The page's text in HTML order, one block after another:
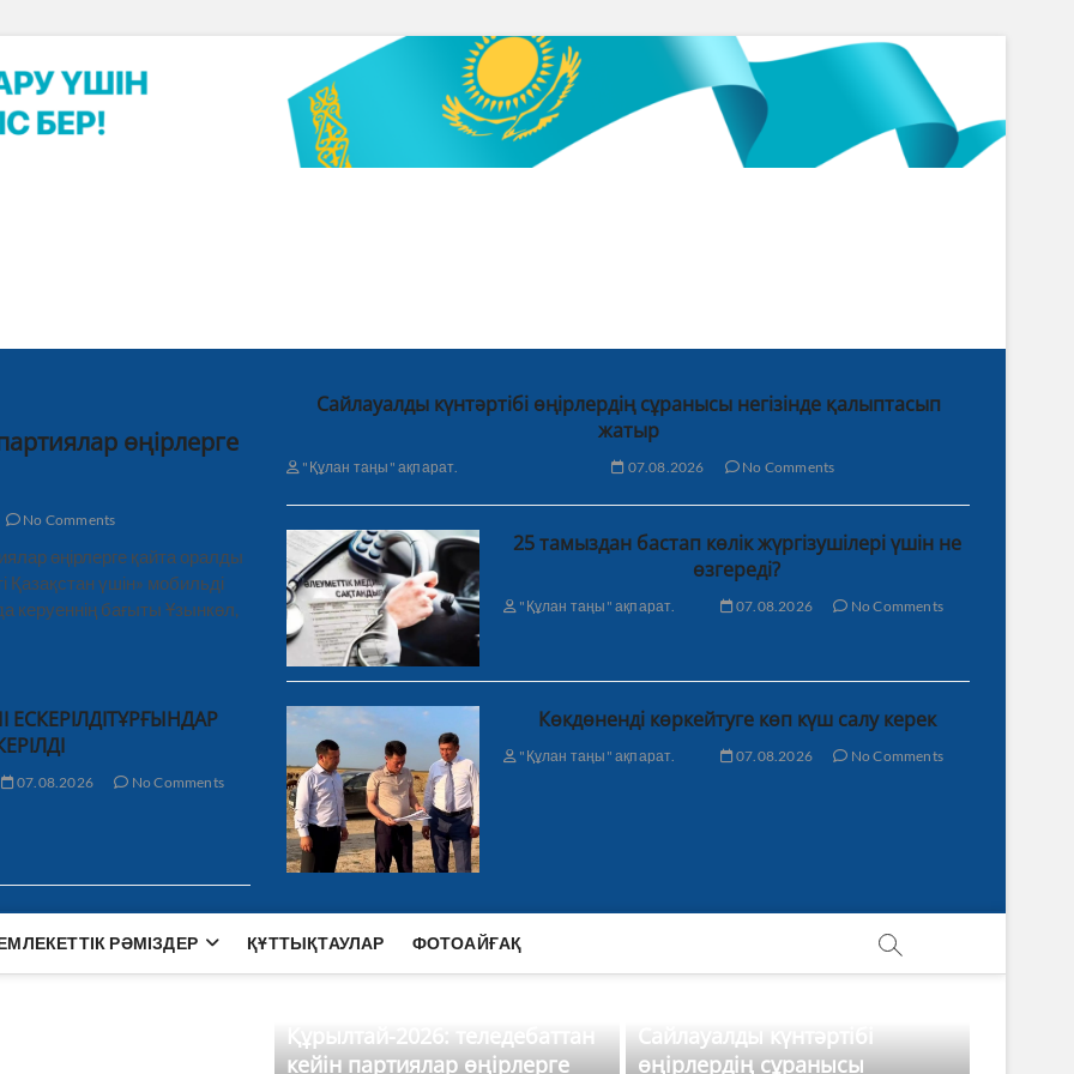
өңірлерге
No Comments
өңірлерге қайта оралды
Қазақстан үшін» мобильді
керуеннің бағыты Ұзынкөл,
Сайлауалды күнтәртібі өңірлердің сұранысы негізінде қалыптасып
жатыр
"Құлан таңы" ақпарат. 07.08.2026 No Comments
25 тамыздан бастап көлік жүргізушілері үшін не
өзгереді?
"Құлан таңы" ақпарат. 07.08.2026 No Comments
ЕСКЕРІЛДІТҰРҒЫНДАР
07.08.2026 No Comments
Көкдөненді көркейтуге көп күш салу керек
"Құлан таңы" ақпарат. 07.08.2026 No Comments
РӘМІЗДЕР ҚҰТТЫҚТАУЛАР ФОТОАЙҒАҚ
Құрылтай-2026: теледебаттан
кейін партиялар өңірлерге
Сайлауалды күнтәртібі
өңірлердің сұранысы